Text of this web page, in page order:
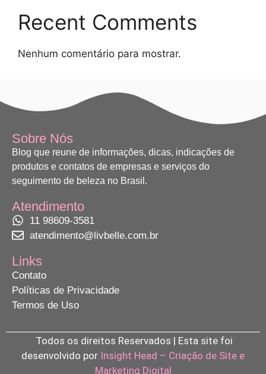
Recent Comments
Nenhum comentário para mostrar.
Sobre Nós
Blog que reune de informações, dicas, indicações de
produtos e contatos de empresas e serviços do
seguimento de beleza no Brasil.
Atendimento
11 98609-3581
atendimento@livbelle.com.br
Links
Contato
Políticas de Privacidade
Termos de Uso
Todos os direitos Reservados | Esta site foi
desenvolvido por Insight Head – Criação de Site e
Marketing Digital